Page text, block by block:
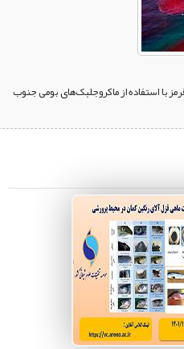
با استفاده از ماکروجلبک‌های بومی جنوب